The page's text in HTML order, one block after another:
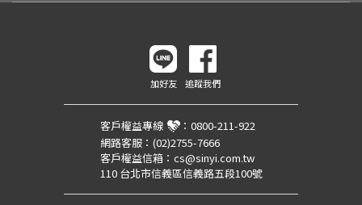
加好友 追蹤我們
客戶權益專線 ： 0800-211-922
網路客服： (02)2755-7666
客戶權益信箱： cs@sinyi.com.tw
110 台北市信義區信義路五段100號